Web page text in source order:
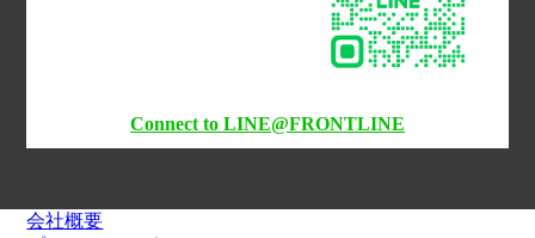
Connect to LINE@FRONTLINE
会社概要